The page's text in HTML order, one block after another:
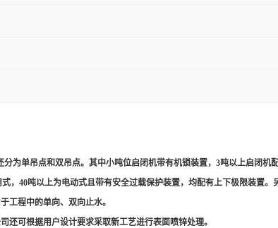
单吊点和双吊点。其中小吨位启闭机带有机锁装置，3吨以上启闭机
40吨以上为电动式且带有安全过载保护装置，均配有上下极限装置。
工程中的单向、双向止水。
可根据用户设计要求采取新工艺进行表面喷锌处理。